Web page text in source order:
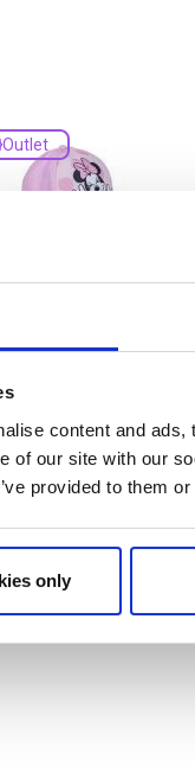
content and
of our site with our
provided to them
only
Outlet
Ref: 2200010162